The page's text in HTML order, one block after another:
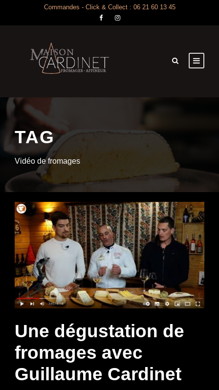
Commandes - Click & Collect : 06 21 60 13 45
TAG
Vidéo de fromages
Une dégustation de
fromages avec
Guillaume Cardinet